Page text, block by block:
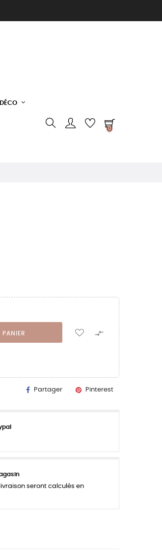
0
PANIER 
Partager Pinterest
seront calculés en